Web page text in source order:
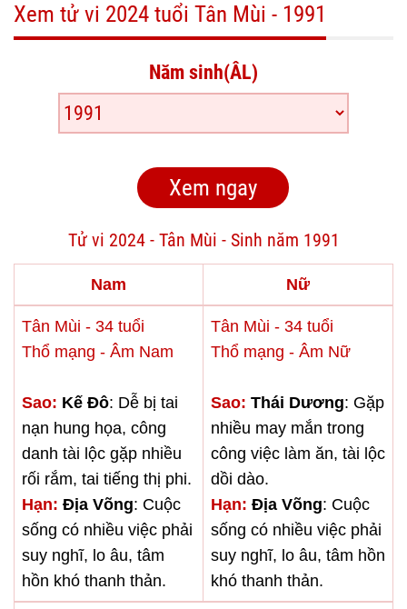
Xem tử vi 2024 tuổi Tân Mùi - 1991
Năm sinh(ÂL)
Tử vi 2024 - Tân Mùi - Sinh năm 1991
Nam Nữ
Tân Mùi - 34 tuổi
Thổ mạng - Âm Nam
Sao: Kế Đô: Dễ bị tai
nạn hung họa, công
danh tài lộc gặp nhiều
rối rắm, tai tiếng thị phi.
Hạn: Địa Võng: Cuộc
sống có nhiều việc phải
suy nghĩ, lo âu, tâm
hồn khó thanh thản.
Tân Mùi - 34 tuổi
Thổ mạng - Âm Nữ
Sao: Thái Dương: Gặp
nhiều may mắn trong
công việc làm ăn, tài lộc
dồi dào.
Hạn: Địa Võng: Cuộc
sống có nhiều việc phải
suy nghĩ, lo âu, tâm hồn
khó thanh thản.